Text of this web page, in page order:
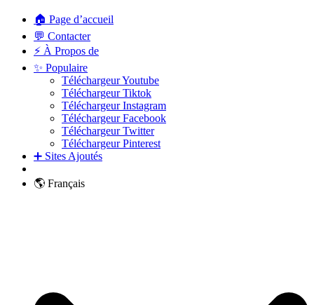
🏠 Page d’accueil
💬 Contacter
⚡ À Propos de
✨ Populaire
Téléchargeur Youtube
Téléchargeur Tiktok
Téléchargeur Instagram
Téléchargeur Facebook
Téléchargeur Twitter
Téléchargeur Pinterest
➕ Sites Ajoutés
🌎 Français